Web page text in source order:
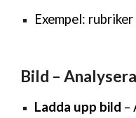
Exempel: rubriker
Bild –
Ladda upp bild –